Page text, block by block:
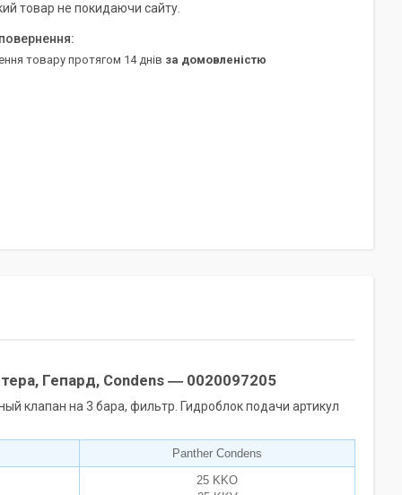
товар не покидаючи сайту.
товару протягом 14 днів за домовленістю
Гепард, Condens ― 0020097205
клапан на 3 бара, фильтр. Гидроблок подачи артикул
Panther Condens
25 KKO